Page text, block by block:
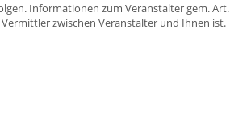
Informationen zum Veranstalter gem. Art.
zwischen Veranstalter und Ihnen ist.